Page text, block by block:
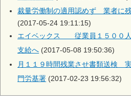
裁量労働制の適用認めず 業者に
(2017-05-24 19:11:15)
エイベックス 従業員１５００
支給へ (2017-05-08 19:50:36)
月１１９時間残業させ書類送検
門労基署 (2017-02-23 19:56:32)